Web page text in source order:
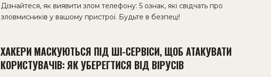
Дізнайтеся, як виявити злом телефону: 5 ознак, які свідчать про
зловмисників у вашому пристрої. Будьте в безпеці!
ХАКЕРИ МАСКУЮТЬСЯ ПІД ШІ-СЕРВІСИ, ЩОБ АТАКУВАТИ
КОРИСТУВАЧІВ: ЯК УБЕРЕГТИСЯ ВІД ВІРУСІВ